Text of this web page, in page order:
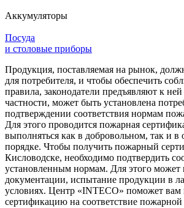
Аккумуляторы
Посуда
и столовые приборы
Продукция, поставляемая на рынок,
для потребителя, и чтобы обеспечить
правила, законодатели предъявляют к
частности, может быть установлена
подтверждении соответствия нормам
Для этого проводится пожарная
выполняться как в добровольном, так и в
порядке. Чтобы получить пожарный
Кисловодске, необходимо подтвердить
установленным нормам. Для этого может
документации, испытание продукции в
условиях. Центр «INTECO» поможет вам
сертификацию на соответствие пожарной